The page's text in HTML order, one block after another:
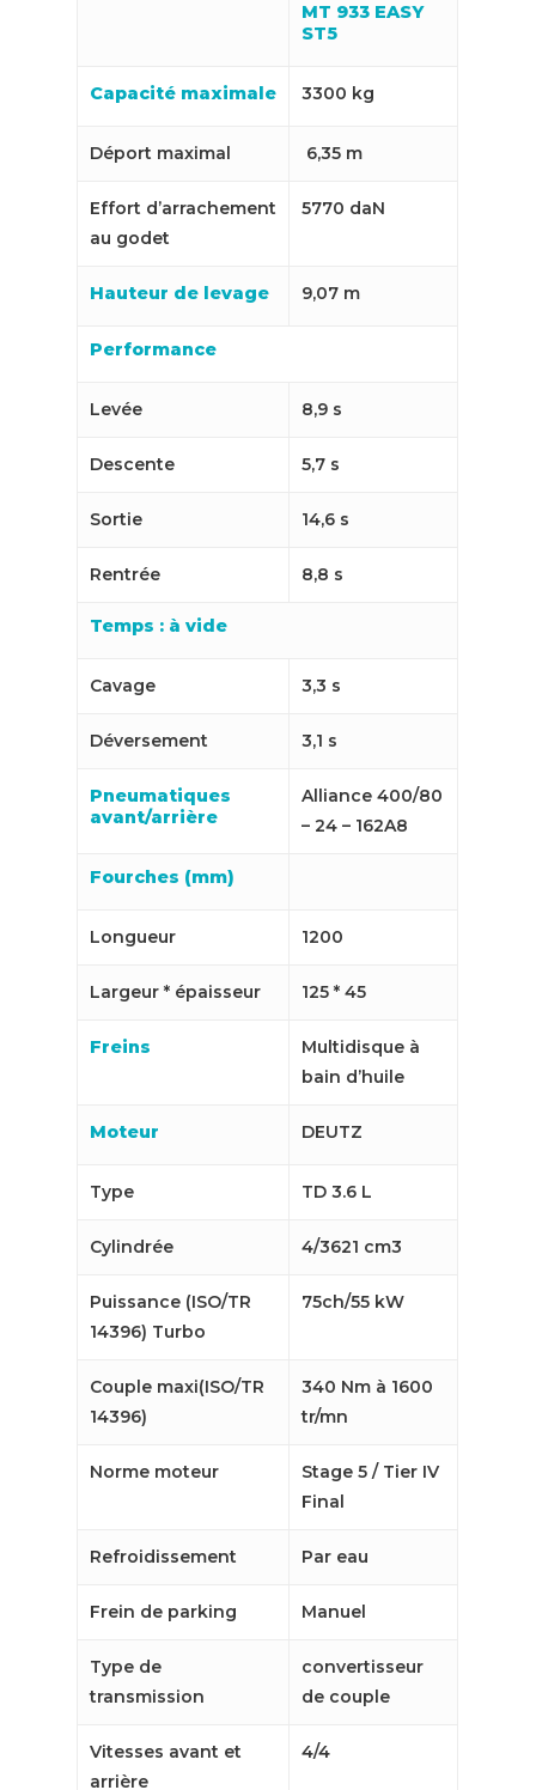
MT 933 EASY
ST5
Capacité maximale 3300 kg
Déport maximal 6,35 m
Effort d’arrachement
au godet
5770 daN
Hauteur de levage 9,07 m
Performance
Levée 8,9 s
Descente 5,7 s
Sortie 14,6 s
Rentrée 8,8 s
Temps : à vide
Cavage 3,3 s
Déversement 3,1 s
Pneumatiques
avant/arrière
Alliance 400/80
– 24 – 162A8
Fourches (mm)
Longueur 1200
Largeur * épaisseur 125 * 45
Freins
Multidisque à
bain d’huile
Moteur DEUTZ
Type TD 3.6 L
Cylindrée 4/3621 cm3
Puissance (ISO/TR
14396) Turbo
75ch/55 kW
Couple maxi(ISO/TR
14396)
340 Nm à 1600
tr/mn
Norme moteur
Stage 5 / Tier IV
Final
Refroidissement Par eau
Frein de parking Manuel
Type de
transmission
convertisseur
de couple
Vitesses avant et
arrière
4/4